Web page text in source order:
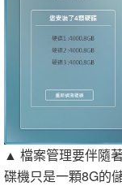
▲ 檔案管理要伴隨
碟機只是一顆8G的